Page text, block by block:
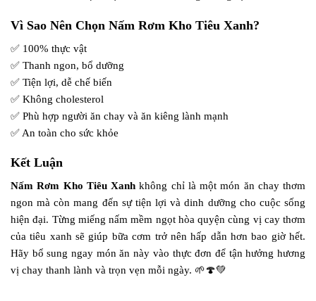
Vì Sao Nên Chọn Nấm Rơm Kho Tiêu Xanh?
✅ 100% thực vật
✅ Thanh ngon, bổ dưỡng
✅ Tiện lợi, dễ chế biến
✅ Không cholesterol
✅ Phù hợp người ăn chay và ăn kiêng lành mạnh
✅ An toàn cho sức khỏe
Kết Luận
Nấm Rơm Kho Tiêu Xanh không chỉ là một món ăn chay thơm
ngon mà còn mang đến sự tiện lợi và dinh dưỡng cho cuộc sống
hiện đại. Từng miếng nấm mềm ngọt hòa quyện cùng vị cay thơm
của tiêu xanh sẽ giúp bữa cơm trở nên hấp dẫn hơn bao giờ hết.
Hãy bổ sung ngay món ăn này vào thực đơn để tận hưởng hương
vị chay thanh lành và trọn vẹn mỗi ngày. 🌱🍄💚